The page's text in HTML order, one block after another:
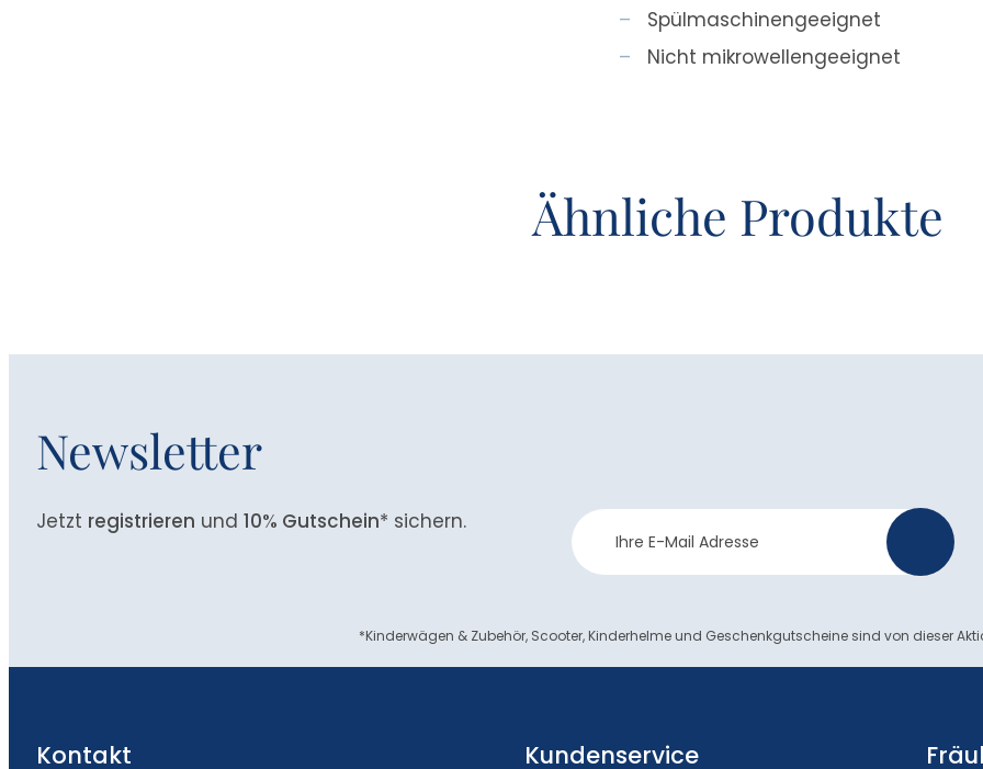
Spülmaschinengeeignet
Nicht mikrowellengeeignet
Ähnliche Produkte
Newsletter
Jetzt registrieren und 10% Gutschein* sichern.
Newsletter
Anmeldung
*Kinderwägen & Zubehör, Scooter, Kinderhelme und Geschenkgutscheine sind von dieser
Kontakt Kundenservice